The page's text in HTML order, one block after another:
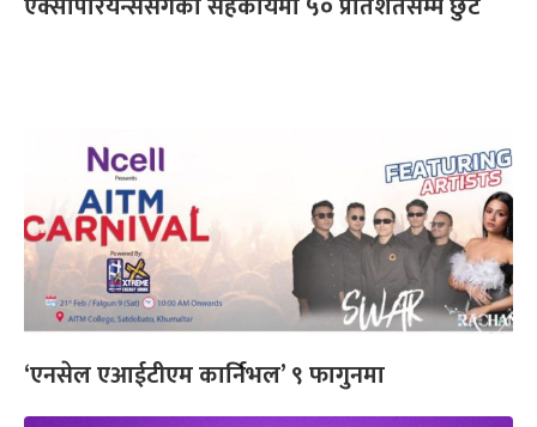
‘एनसेल एआईटीएम कार्निभल’ ९ फागुनमा